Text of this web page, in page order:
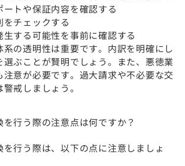
ートや保証内容を確認する
をチェックする
生する可能性を事前に確認する
系の透明性は重要です。内訳を明確にし
選ぶことが賢明でしょう。また、悪徳業
注意が必要です。過大請求や不必要な交
戒しましょう。
を行う際の注意点は何ですか？
を行う際は、以下の点に注意しましょ